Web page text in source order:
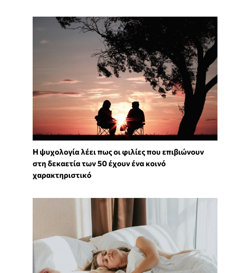
⁠Η ψυχολογία λέει πως οι φιλίες που επιβιώνουν
στη δεκαετία των 50 έχουν ένα κοινό
χαρακτηριστικό